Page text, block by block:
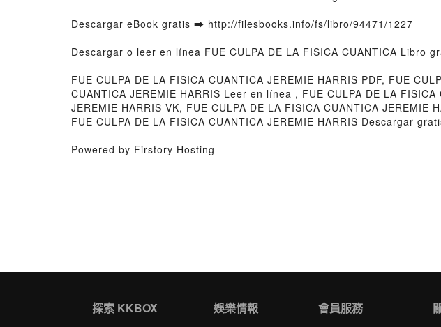
Descargar eBook gratis ➡ http://filesbooks.info/fs/libro/94471/1227
Descargar o leer en línea FUE CULPA DE LA FISICA CUANTICA Libro
FUE CULPA DE LA FISICA CUANTICA JEREMIE HARRIS PDF, FUE
CUANTICA JEREMIE HARRIS Leer en línea , FUE CULPA DE LA
JEREMIE HARRIS VK, FUE CULPA DE LA FISICA CUANTICA JEREMIE
FUE CULPA DE LA FISICA CUANTICA JEREMIE HARRIS Descargar
Powered by Firstory Hosting
探索 KKBOX 娛樂情報 會員服務